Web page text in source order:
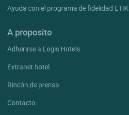
Ayuda con el programa de fidelidad ETIK
A proposito
Adherirse a Logis Hotels
Extranet hotel
Rincón de prensa
Contacto